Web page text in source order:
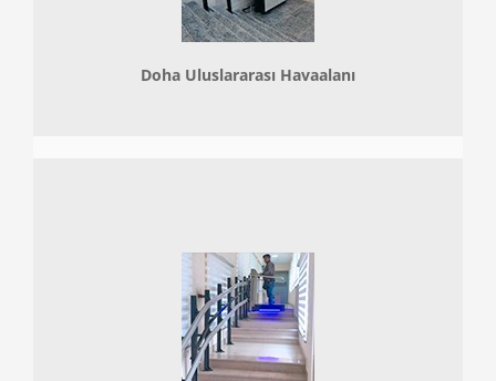
Doha Uluslararası Havaalanı